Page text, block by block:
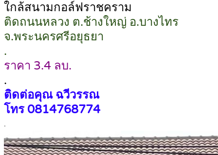
ใกล้สนามกอล์ฟราชคราม
ติดถนนหลวง ต.ช้างใหญ่ อ.บางไทร
จ.พระนครศรีอยุธยา
.
ราคา 3.4 ลบ.
.
ติดต่อคุณ ฉวีวรรณ
โทร 0814768774
.